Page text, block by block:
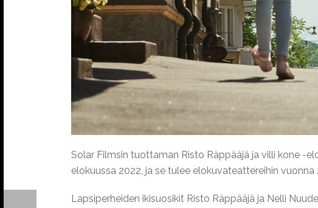
Solar Filmsin tuottaman Risto Räppääjä ja villi kone -
elokuussa 2022, ja se tulee elokuvateattereihin vuonna
Lapsiperheiden ikisuosikit Risto Räppääjä ja Nelli